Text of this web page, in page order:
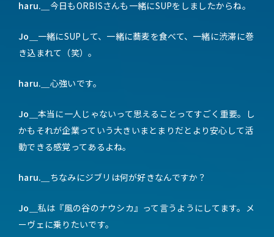
haru.＿ 今日もORBISさんも一緒にSUPをしましたからね。
Jo＿ 一緒にSUPして、一緒に蕎麦を食べて、一緒に渋滞に巻
き込まれて（笑）。
haru.＿ 心強いです。
Jo＿ 本当に一人じゃないって思えることってすごく重要。し
かもそれが企業っていう大きいまとまりだとより安心して活
動できる感覚ってあるよね。
haru.＿ ちなみにジブリは何が好きなんですか？
Jo＿ 私は『風の谷のナウシカ』って言うようにしてます。メ
ーヴェに乗りたいです。